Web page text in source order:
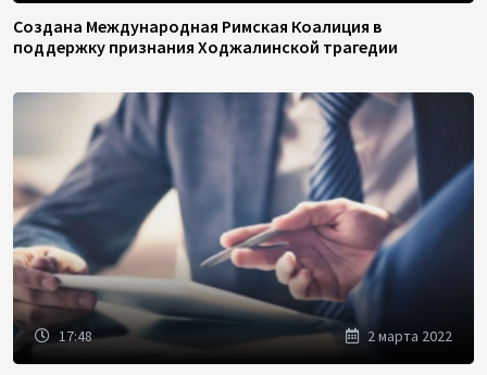
Создана Международная Римская Коалиция в
поддержку признания Ходжалинской трагедии
17:48 2 марта 2022